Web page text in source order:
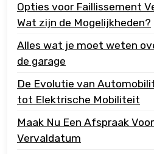
Opties voor Faillissement
Wat zijn de Mogelijkheden?
Alles wat je moet weten
de garage
De Evolutie van
tot Elektrische Mobiliteit
Maak Nu Een Afspraak
Vervaldatum